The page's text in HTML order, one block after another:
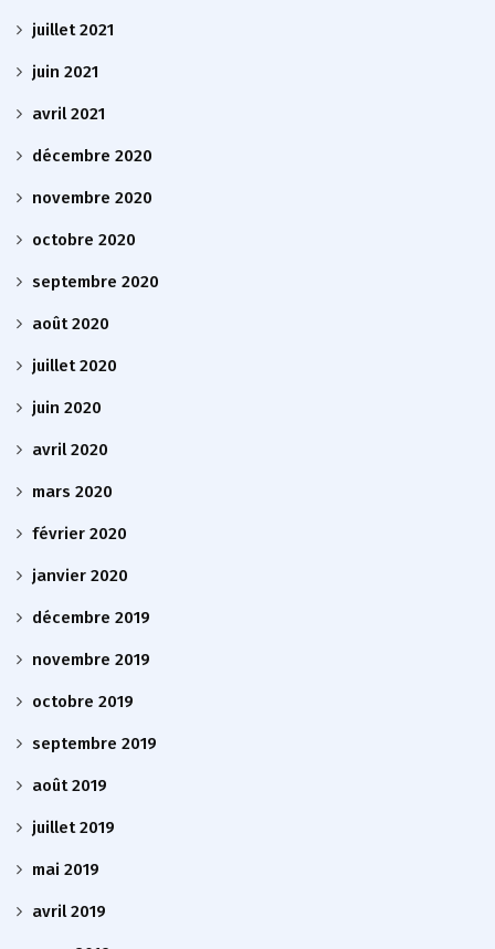
juillet 2021
juin 2021
avril 2021
décembre 2020
novembre 2020
octobre 2020
septembre 2020
août 2020
juillet 2020
juin 2020
avril 2020
mars 2020
février 2020
janvier 2020
décembre 2019
novembre 2019
octobre 2019
septembre 2019
août 2019
juillet 2019
mai 2019
avril 2019